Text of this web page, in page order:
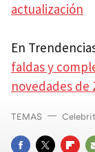
actualización
En Trendencias
faldas y
novedades de
TEMAS